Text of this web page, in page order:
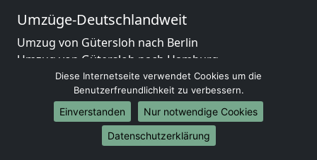
Umzüge-Deutschlandweit
Umzug von Gütersloh nach Berlin
Umzug von Gütersloh nach Hamburg
Umzug von Gütersloh nach München
Umzug von Gütersloh nach Köln
Umzug von Gütersloh nach Frankfurt am Main
Umzug von Gütersloh nach Stuttgart
Umzug von Gütersloh nach Düsseldorf
Diese Internetseite verwendet Cookies um die
Benutzerfreundlichkeit zu verbessern.
Einverstanden
Nur notwendige Cookies
Datenschutzerklärung